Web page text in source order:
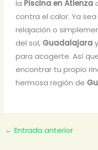
la Piscina en Atienza
contra el calor. Ya
relajación o
del sol, Guadalajara
para acogerte. Así
encontrar tu propio
hermosa región de
← Entrada anterior